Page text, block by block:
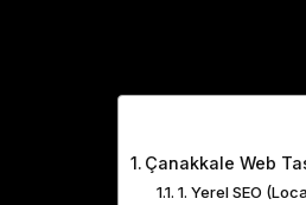
Çanakkale Web
1. Yerel SEO